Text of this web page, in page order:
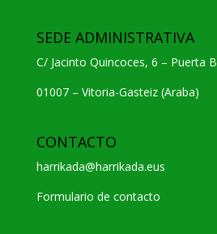
SEDE ADMINISTRATIVA
C/ Jacinto Quincoces, 6 – Puerta B
01007 – Vitoria-Gasteiz (Araba)
CONTACTO
harrikada@harrikada.eus
Formulario de contacto